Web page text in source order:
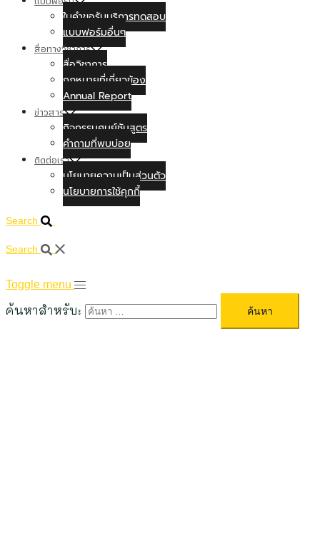
ใบคำขอรับบริการทดสอบ
แบบฟอร์มอื่นๆ
สื่อทางวิชาการ
สื่อวิชาการ
กฏหมายที่เกี่ยวข้อง
Annual Report
ข่าวสาร
กิจกรรมศูนย์ชันสูตร
คำถามที่พบบ่อย
ติดต่อเรา
นโยบายความเป็นส่วนตัว
นโยบายการใช้คุกกี้
Search
Search
Toggle menu
ค้นหาสำหรับ: